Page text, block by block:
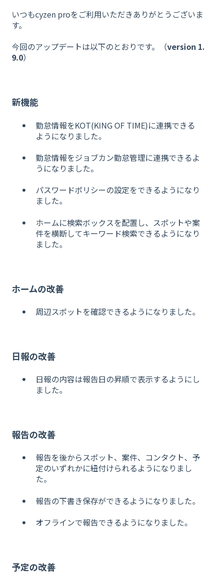
いつもcyzen proをご利用いただきありがとうございま
す。
今回のアップデートは以下のとおりです。（version 1.
9.0）
新機能
勤怠情報をKOT(KING OF TIME)に連携できる
ようになりました。
勤怠情報をジョブカン勤怠管理に連携できるよ
うになりました。
パスワードポリシーの設定をできるようになり
ました。
ホームに検索ボックスを配置し、スポットや案
件を横断してキーワード検索できるようになり
ました。
ホームの改善
周辺スポットを確認できるようになりました。
日報の改善
日報の内容は報告日の昇順で表示するようにし
ました。
報告の改善
報告を後からスポット、案件、コンタクト、予
定のいずれかに紐付けられるようになりまし
た。
報告の下書き保存ができるようになりました。
オフラインで報告できるようになりました。
予定の改善